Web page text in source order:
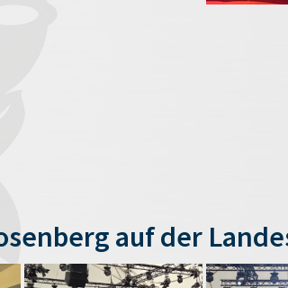
auf der